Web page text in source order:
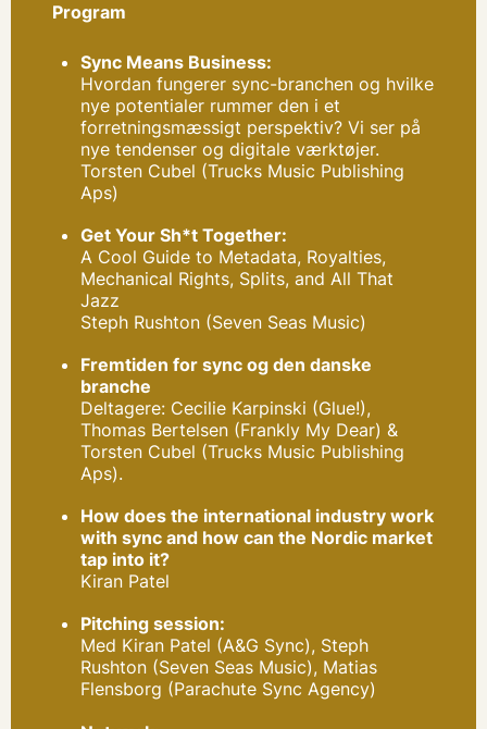
Program
Sync Means Business:
Hvordan fungerer sync-branchen og hvilke
nye potentialer rummer den i et
forretningsmæssigt perspektiv? Vi ser på
nye tendenser og digitale værktøjer.
Torsten Cubel (Trucks Music Publishing
Aps)
Get Your Sh*t Together:
A Cool Guide to Metadata, Royalties,
Mechanical Rights, Splits, and All That
Jazz
Steph Rushton (Seven Seas Music)
Fremtiden for sync og den danske
branche
Deltagere: Cecilie Karpinski (Glue!),
Thomas Bertelsen (Frankly My Dear) &
Torsten Cubel (Trucks Music Publishing
Aps).
How does the international industry work
with sync and how can the Nordic market
tap into it?
Kiran Patel
Pitching session:
Med Kiran Patel (A&G Sync), Steph
Rushton (Seven Seas Music), Matias
Flensborg (Parachute Sync Agency)